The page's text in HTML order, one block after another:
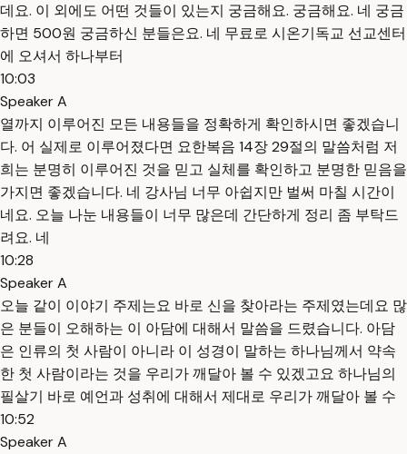
데요. 이 외에도 어떤 것들이 있는지 궁금해요. 궁금해요. 네 궁금
하면 500원 궁금하신 분들은요. 네 무료로 시온기독교 선교센터
에 오셔서 하나부터
10:03
Speaker A
열까지 이루어진 모든 내용들을 정확하게 확인하시면 좋겠습니
다. 어 실제로 이루어졌다면 요한복음 14장 29절의 말씀처럼 저
희는 분명히 이루어진 것을 믿고 실체를 확인하고 분명한 믿음을
가지면 좋겠습니다. 네 강사님 너무 아쉽지만 벌써 마칠 시간이
네요. 오늘 나눈 내용들이 너무 많은데 간단하게 정리 좀 부탁드
려요. 네
10:28
Speaker A
오늘 같이 이야기 주제는요 바로 신을 찾아라는 주제였는데요 많
은 분들이 오해하는 이 아담에 대해서 말씀을 드렸습니다. 아담
은 인류의 첫 사람이 아니라 이 성경이 말하는 하나님께서 약속
한 첫 사람이라는 것을 우리가 깨달아 볼 수 있겠고요 하나님의
필살기 바로 예언과 성취에 대해서 제대로 우리가 깨달아 볼 수
10:52
Speaker A